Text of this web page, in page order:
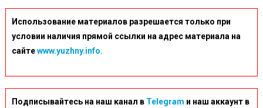
Использование материалов разрешается только при
условии наличия прямой ссылки на адрес материала на
сайтеwww.yuzhny.info.
Подписывайтесь на наш канал в Telegram и наш аккаунт в